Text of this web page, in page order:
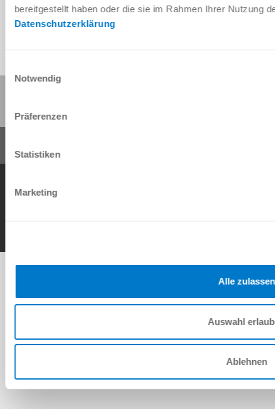
bereitgestellt haben oder die sie im Rahmen Ihrer Nutzung
Datenschutzerklärung
Notwendig
Präferenzen
Statistiken
Marketing
Alle zulassen
Auswahl
Ablehnen